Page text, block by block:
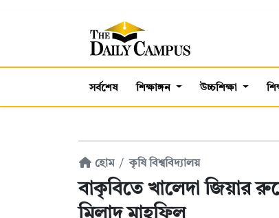
সর্বশেষ শিক্ষাঙ্গন উচ্চশিক্ষা
হোম কৃষি বিশ্ববিদ্যালয়
বাকৃবিতে খালেদা জিয়ার